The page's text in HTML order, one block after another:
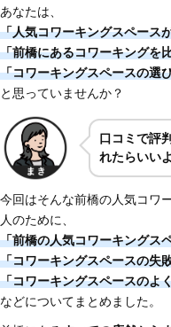
あなたは、
「人気コワーキングスペース
「前橋にあるコワーキングを
「コワーキングスペースの選
と思っていませんか？
口コミで評
れたらいい
今回はそんな前橋の人気コワ
人のために、
「前橋の人気コワーキングス
「コワーキングスペースの失
「コワーキングスペースのよ
などについてまとめました。